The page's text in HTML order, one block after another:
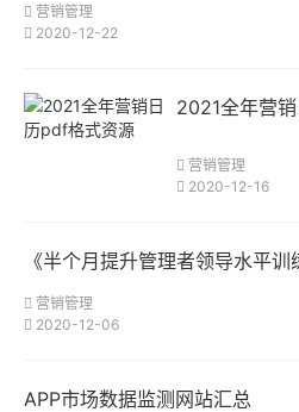
营销管理
2020-12-22
2021全年营
营销管理
2020-12-16
《半个月提升管理者领导水平训
营销管理
2020-12-06
APP市场数据监测网站汇总